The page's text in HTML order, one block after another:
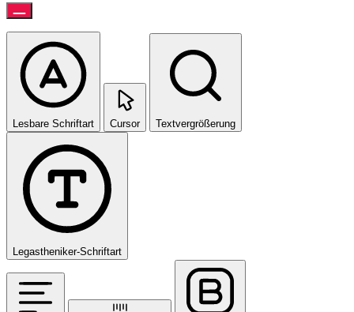
Lesbare Schriftart Cursor Textvergrößerung
Legastheniker-Schriftart